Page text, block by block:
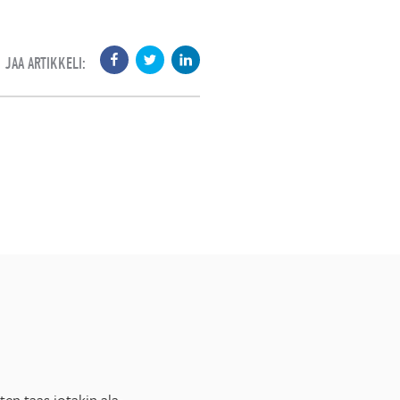
JAA ARTIKKELI: